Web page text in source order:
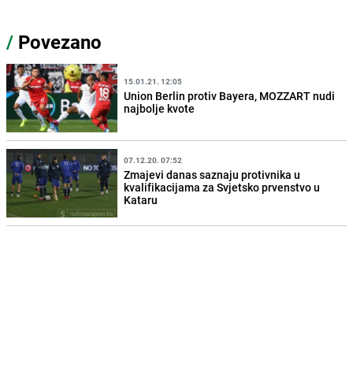
/ Povezano
15.01.21. 12:05
Union Berlin protiv Bayera, MOZZART nudi
najbolje kvote
07.12.20. 07:52
Zmajevi danas saznaju protivnika u
kvalifikacijama za Svjetsko prvenstvo u
Kataru